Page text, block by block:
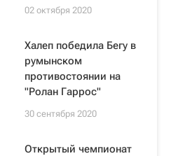
02 октября 2020
Халеп победила Бегу в
румынском
противостоянии на
"Ролан Гаррос"
30 сентября 2020
Открытый чемпионат